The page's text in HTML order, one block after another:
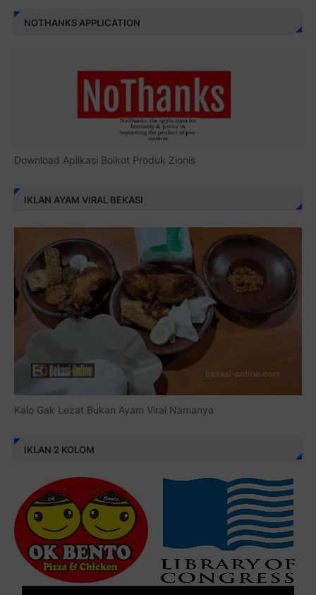
NOTHANKS APPLICATION
Download Aplikasi Boikot Produk Zionis
IKLAN AYAM VIRAL BEKASI
Kalo Gak Lezat Bukan Ayam Viral Namanya
IKLAN 2 KOLOM